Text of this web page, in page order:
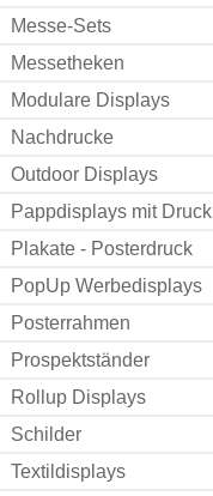
Messe-Sets
Messetheken
Modulare Displays
Nachdrucke
Outdoor Displays
Pappdisplays mit Druck
Plakate - Posterdruck
PopUp Werbedisplays
Posterrahmen
Prospektständer
Rollup Displays
Schilder
Textildisplays